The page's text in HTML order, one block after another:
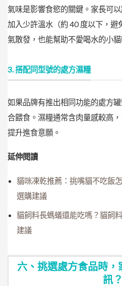
氣味是影響食慾的關鍵。家長可
加入少許溫水（約 40 度以下，避
氣散發，也能幫助不愛喝水的小貓
3. 搭配同型號的處方濕糧
如果品牌有推出相同功能的處方
合餵食。濕糧通常含肉量感較高
提升進食意願。
延伸閱讀
貓咪凍乾推薦：挑嘴貓不吃飯
選購建議
貓飼料長螞蟻還能吃嗎？貓飼
建議
六、挑選處方食品時
訊？